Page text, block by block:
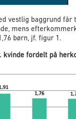
vestlig baggrund får
mens
børn, jf. figur 1.
kvinde fordelt på